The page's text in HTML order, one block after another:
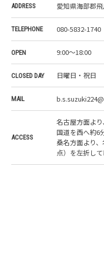
ADDRESS 愛知県海部郡
TELEPHONE 080-5832-1740
OPEN 9:00～18:00
CLOSED DAY 日曜日・祝日
MAIL
ACCESS
名古屋方面よ
国道を西へ約6
桑名方面より
点）を左折し